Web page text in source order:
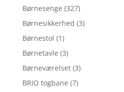
Børnesenge (327)
Børnesikkerhed (3)
Børnestol (1)
Børnetavle (3)
Børneværelset (3)
BRIO togbane (7)